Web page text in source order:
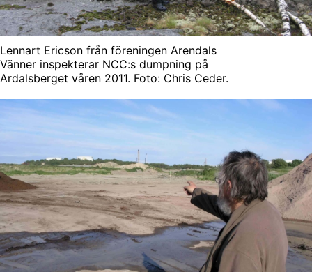
Lennart Ericson från föreningen Arendals
Vänner inspekterar NCC:s dumpning på
Ardalsberget våren 2011. Foto: Chris Ceder.